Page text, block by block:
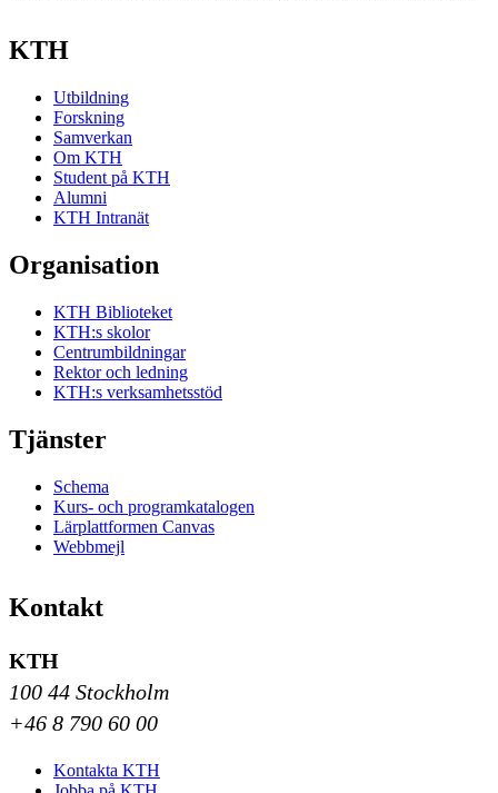
KTH
Utbildning
Forskning
Samverkan
Om KTH
Student på KTH
Alumni
KTH Intranät
Organisation
KTH Biblioteket
KTH:s skolor
Centrumbildningar
Rektor och ledning
KTH:s verksamhetsstöd
Tjänster
Schema
Kurs- och programkatalogen
Lärplattformen Canvas
Webbmejl
Kontakt
KTH
100 44 Stockholm
+46 8 790 60 00
Kontakta KTH